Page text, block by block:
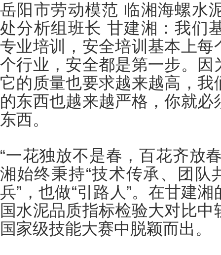
岳阳市劳动模范 临湘海螺水
处分析组班长 甘建湘：我们
专业培训，安全培训基本上
个行业，安全都是第一步。
它的质量也要求越来越高，
的东西也越来越严格，你就
东西。
“一花独放不是春，百花齐放
湘始终秉持“技术传承、团队
兵”，也做“引路人”。在甘建
国水泥品质指标检验大对比
国家级技能大赛中脱颖而出。